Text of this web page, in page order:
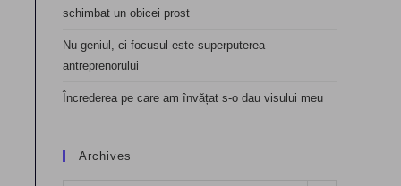
schimbat un obicei prost
Nu geniul, ci focusul este superputerea
antreprenorului
Încrederea pe care am învățat s-o dau visului meu
Archives